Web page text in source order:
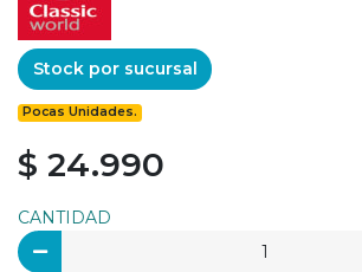
Stock por sucursal
Pocas Unidades.
$ 24.990
CANTIDAD